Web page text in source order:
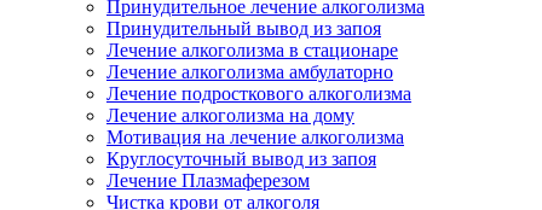
Принудительное лечение алкоголизма
Принудительный вывод из запоя
Лечение алкоголизма в стационаре
Лечение алкоголизма амбулаторно
Лечение подросткового алкоголизма
Лечение алкоголизма на дому
Мотивация на лечение алкоголизма
Круглосуточный вывод из запоя
Лечение Плазмаферезом
Чистка крови от алкоголя